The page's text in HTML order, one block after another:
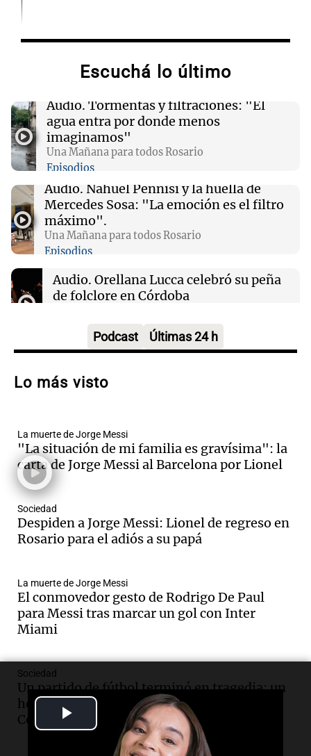
Video
Más de 1.300 vuelos cancelados en Shanghái
02:03 Tecnología
Airbnb acelera el lanzamiento de funciones
gracias a la inteligencia artificial en su
búsqueda
01:49 Mundo
El Pentágono solicita a la industria de defensa
un aumento en la producción de armas
01:31 Ciencia
Reducir alimentos dulces no disminuye
antojos ni mejora la salud, según estudio
Escuchá lo último
Audio. Tormentas y filtraciones: "El
agua entra por donde menos
imaginamos"
Una Mañana para todos Rosario
Episodios
Audio. Nahuel Pennisi y la huella de
Mercedes Sosa: "La emoción es el filtro
máximo".
Una Mañana para todos Rosario
Episodios
Audio. Orellana Lucca celebró su peña
de folclore en Córdoba
Episodios
Audio.Trágico accidente en Mendoza:
vehículos desde un puente
Audio.Tragedia en Mendoza: un muerto
y cinco heridos tras caer dos autos desde
un puente
Una mañana para todos
Audio.Messi llegará esta noche a
Rosario para acompañar a su familia
Episodios
Audio.Ley de Propiedad Privada: el revés
en el Congreso expuso una debilidad
comunicacional del Gobierno
Episodios
Audio.Casabindo se prepara para una
celebración única: 30.000 turistas y el
tradicional Toreo de la Vincha
Una mañana para todos
Podcast Últimas 24 h
Lo más visto
La muerte de Jorge Messi
"La situación de mi familia es gravísima": la
carta de Jorge Messi al Barcelona por Lionel
Sociedad
Despiden a Jorge Messi: Lionel de regreso en
Rosario para el adiós a su papá
La muerte de Jorge Messi
El conmovedor gesto de Rodrigo De Paul
para Messi tras marcar un gol con Inter
Miami
Sociedad
Un partido de fútbol terminó en tragedia: un
hombre murió tras descompensarse en
Córdoba